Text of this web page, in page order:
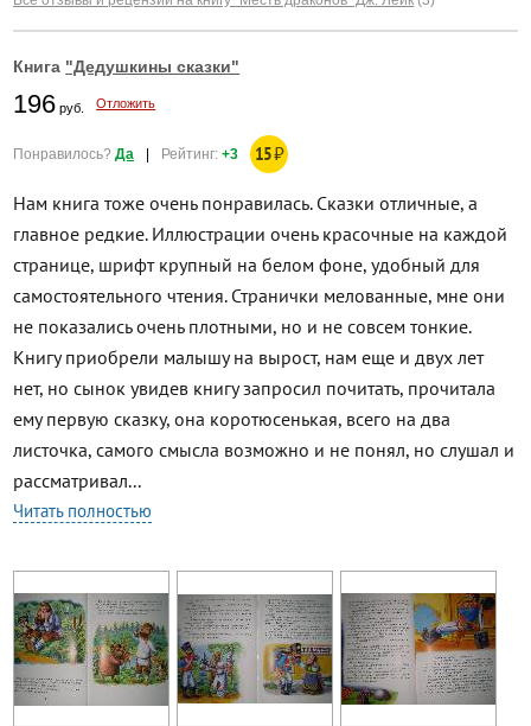
Книга "Дедушкины сказки"
196 руб. Отложить
Понравилось?Да | Рейтинг:+3 15₽
Нам книга тоже очень понравилась. Сказки отличные, а
главное редкие. Иллюстрации очень красочные на каждой
странице, шрифт крупный на белом фоне, удобный для
самостоятельного чтения. Странички мелованные, мне они
не показались очень плотными, но и не совсем тонкие.
Книгу приобрели малышу на вырост, нам еще и двух лет
нет, но сынок увидев книгу запросил почитать, прочитала
ему первую сказку, она коротюсенькая, всего на два
листочка, самого смысла возможно и не понял, но слушал и
рассматривал...
Читать полностью